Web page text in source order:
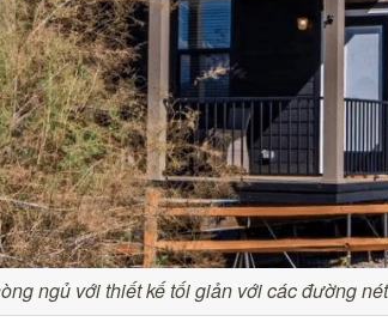
ngủ với thiết kế tối giản với các đường